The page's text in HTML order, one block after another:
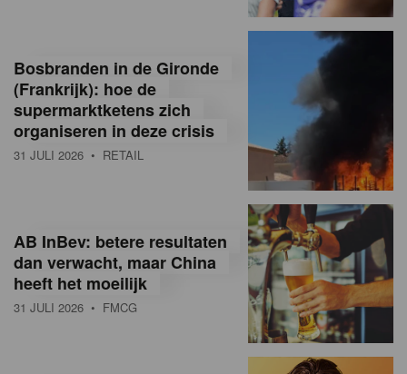
n
e
a
Bosbranden in de Gironde
(Frankrijk): hoe de
supermarktketens zich
organiseren in deze crisis
31 JULI 2026 • RETAIL
AB InBev: betere resultaten
dan verwacht, maar China
heeft het moeilijk
31 JULI 2026 • FMCG